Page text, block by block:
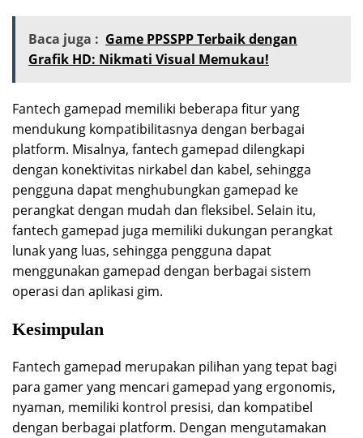
Baca juga : Game PPSSPP Terbaik dengan
Grafik HD: Nikmati Visual Memukau!
Fantech gamepad memiliki beberapa fitur yang
mendukung kompatibilitasnya dengan berbagai
platform. Misalnya, fantech gamepad dilengkapi
dengan konektivitas nirkabel dan kabel, sehingga
pengguna dapat menghubungkan gamepad ke
perangkat dengan mudah dan fleksibel. Selain itu,
fantech gamepad juga memiliki dukungan perangkat
lunak yang luas, sehingga pengguna dapat
menggunakan gamepad dengan berbagai sistem
operasi dan aplikasi gim.
Kesimpulan
Fantech gamepad merupakan pilihan yang tepat bagi
para gamer yang mencari gamepad yang ergonomis,
nyaman, memiliki kontrol presisi, dan kompatibel
dengan berbagai platform. Dengan mengutamakan